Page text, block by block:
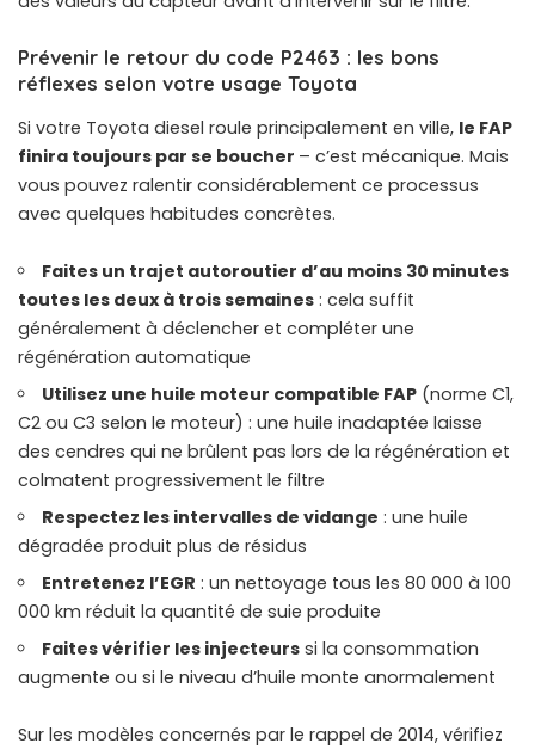
Prévenir le retour du code P2463 : les bons
réflexes selon votre usage Toyota
Si votre Toyota diesel roule principalement en ville, le FAP
finira toujours par se boucher – c’est mécanique. Mais
vous pouvez ralentir considérablement ce processus
avec quelques habitudes concrètes.
Faites un trajet autoroutier d’au moins 30 minutes
toutes les deux à trois semaines : cela suffit
généralement à déclencher et compléter une
régénération automatique
Utilisez une huile moteur compatible FAP (norme C1,
C2 ou C3 selon le moteur) : une huile inadaptée laisse
des cendres qui ne brûlent pas lors de la régénération et
colmatent progressivement le filtre
Respectez les intervalles de vidange : une huile
dégradée produit plus de résidus
Entretenez l’EGR : un nettoyage tous les 80 000 à 100
000 km réduit la quantité de suie produite
Faites vérifier les injecteurs si la consommation
augmente ou si le niveau d’huile monte anormalement
Sur les modèles concernés par le rappel de 2014, vérifiez